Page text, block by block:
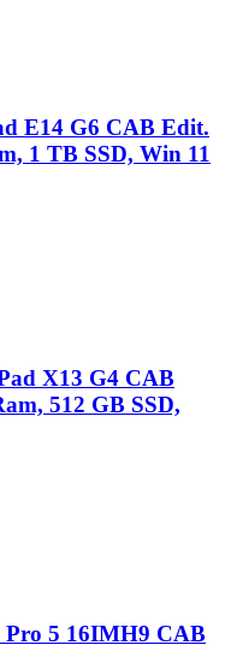
E14 G6 CAB Edit.
1 TB SSD, Win 11
X13 G4 CAB
512 GB SSD,
Pro 5 16IMH9 CAB